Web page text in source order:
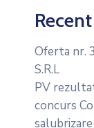
Oferta nr.
S.R.L
PV
concurs
salubrizare